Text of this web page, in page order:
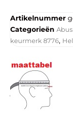
Artikelnummer
Categorieën
keurmerk 8776,